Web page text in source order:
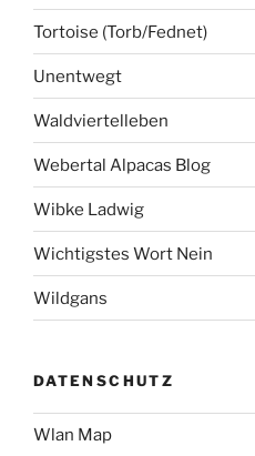
Tortoise (Torb/Fednet)
Unentwegt
Waldviertelleben
Webertal Alpacas Blog
Wibke Ladwig
Wichtigstes Wort Nein
Wildgans
DATENSCHUTZ
Wlan Map